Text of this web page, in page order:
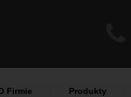
Firmie Produkty